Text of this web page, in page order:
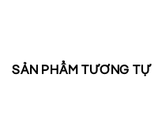
SẢN PHẨM TƯƠNG TỰ